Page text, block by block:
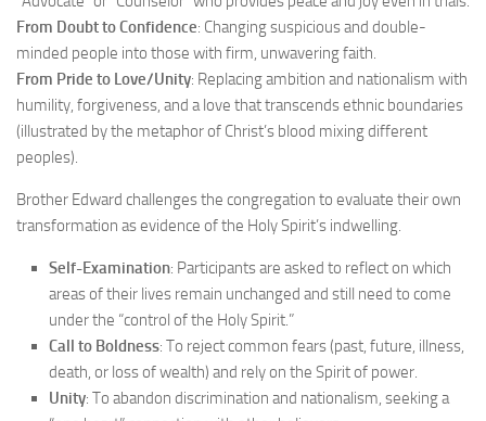
From Doubt to Confidence: Changing suspicious and double-
minded people into those with firm, unwavering faith.
From Pride to Love/Unity: Replacing ambition and nationalism with
humility, forgiveness, and a love that transcends ethnic boundaries
(illustrated by the metaphor of Christ’s blood mixing different
peoples).
Brother Edward challenges the congregation to evaluate their own
transformation as evidence of the Holy Spirit’s indwelling.
Self-Examination: Participants are asked to reflect on which
areas of their lives remain unchanged and still need to come
under the “control of the Holy Spirit.”
Call to Boldness: To reject common fears (past, future, illness,
death, or loss of wealth) and rely on the Spirit of power.
Unity: To abandon discrimination and nationalism, seeking a